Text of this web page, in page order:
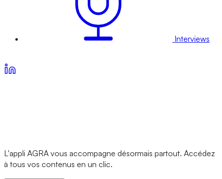
Interviews
L'appli AGRA vous accompagne désormais partout. Accédez
à tous vos contenus en un clic.